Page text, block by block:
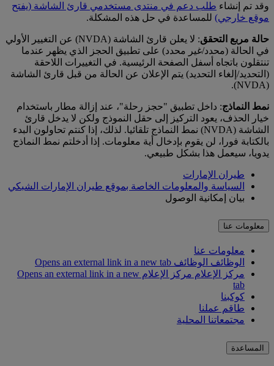
وقد تم إنشاء طلب دعم في منتدى مستخدمي قارئ الشاشة (يفتح
موقع خارجي) للمساعدة في حل هذه المشكلة.
حالة مربع التحقق
: لا يعلن قارئ الشاشة (NVDA) عن التغيير الأولي
في الحالة (محدد/غير محدد) على تطبيق الحجز الذي يظهر عندما
تنتقلون باتجاه أسفل الصفحة الرئيسية. في التغييرات اللاحقة
(التحديد/إلغاء التحديد) يتم الإعلان عن الحالة من قبل قارئ الشاشة
(NVDA).
نمط النماذج: داخل تطبيق "حجز رحلة"، عند إزالة مطار باستخدام
خيار الحذف، يعود التركيز إلى حقل النموذج ولكن لا يدخل قارئ
الشاشة (NVDA) نمط النماذج تلقائيا. لذلك، إذا كنتم تحاولون البدء
بالكتابة فورا، لن يقوم بإدخال أية معلومات. إذا أدخلتم نمط النماذج
يدويا، سيعمل هذا بشكل طبيعي.
طيران الإمارات
السياسة والمعلومات الخاصة بموقع طيران الإمارات الشبكي
بيان إمكانية الوصول
معلومات عنا
معلومات عنا
الوظائف الوظائف Opens an external link in a new tab
مركز الإعلام
مركز الإعلام Opens an external link in a new
tab
كوكبنا
طاقم عملنا
مجتمعاتنا المحلية
المساعدة